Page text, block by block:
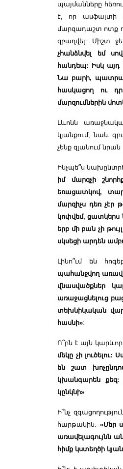
պայմանները
է, որ ասֆալտի
մարզադաշտ ոտք
զբաղվել: Միշտ
չհանձնվել եմ
հանդեպ: Իսկ այդ
Նա բարի,
հասկացող ու
մարզումներին
Լևոնն
կյանքում, նաև
չենք զլանում նրան
Ինչպե՞ս
իմ մարզչի
եռացատկով,
մարզիչս դեռ չէր
կոփվեմ, ցատկերս
երբ մի բան չի
սկսեցի արդեն
Լինո՞ւմ են
պահանջվող
վնասվածքներ
առաջացնելուց
տեխնիկական
հասնի»:
Ո՞րն է այն
մեկը չի
են շատ
կխանգարեն
կընկնի»:
Ի՞նչ
հարթակին. «Մեր
առավելագույնն
հիմք կստեղծի